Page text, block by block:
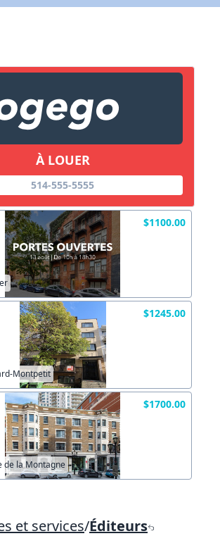
À LOUER
514-555-5555
$1100.00
$1245.00
Montpetit
$1700.00
de la Montagne
et services/Éditeurs
X Fermer
(sera inclus dans courriel)
X Fermer Envoyez